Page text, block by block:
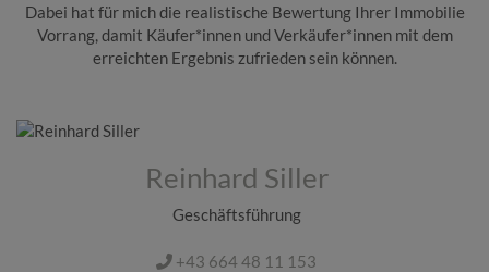
Dabei hat für mich die realistische Bewertung Ihrer Immobilie
Vorrang, damit Käufer*innen und Verkäufer*innen mit dem
erreichten Ergebnis zufrieden sein können.
Reinhard Siller
Geschäftsführung
+43 664 48 11 153